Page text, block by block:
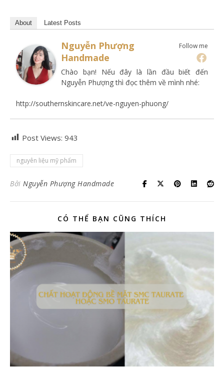
About Latest Posts
Follow me
Nguyễn Phượng
Handmade
Chào bạn! Nếu đây là lần đầu biết đến
Nguyễn Phượng thì đọc thêm về mình nhé:
http://southernskincare.net/ve-nguyen-phuong/
Post Views: 943
nguyên liệu mỹ phẩm
Bởi Nguyễn Phượng Handmade
CÓ THỂ BẠN CŨNG THÍCH